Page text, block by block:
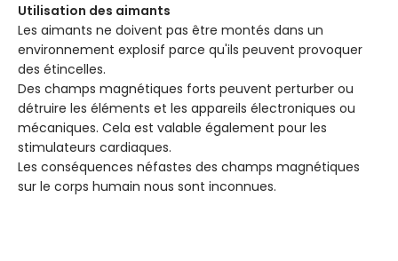
Utilisation des aimants
Les aimants ne doivent pas être montés dans un
environnement explosif parce qu'ils peuvent provoquer
des étincelles.
Des champs magnétiques forts peuvent perturber ou
détruire les éléments et les appareils électroniques ou
mécaniques. Cela est valable également pour les
stimulateurs cardiaques.
Les conséquences néfastes des champs magnétiques
sur le corps humain nous sont inconnues.